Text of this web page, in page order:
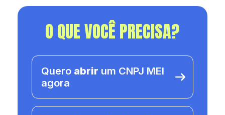
O QUE VOCÊ PRECISA?
Quero abrir um CNPJ MEI
agora